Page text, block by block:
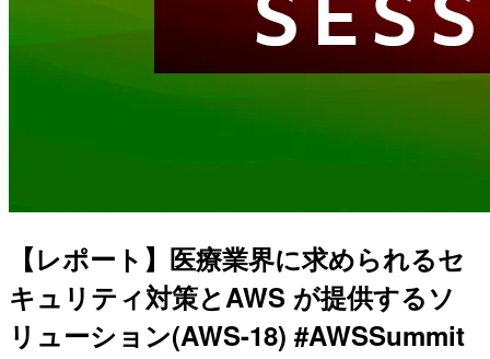
【レポート】医療業界に求められるセ
キュリティ対策とAWS が提供するソ
リューション(AWS-18) #AWSSummit